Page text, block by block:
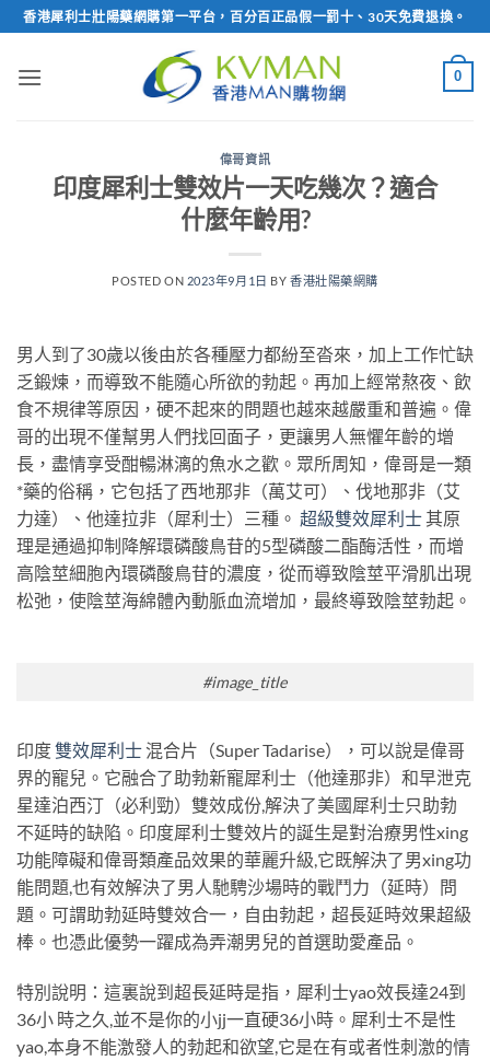
Skip
to
content
香港犀利士壯陽藥網購第一平台，百分百正品假一罰十、30天免費退換。
0
偉哥資訊
印度犀利士雙效片一天吃幾次？適合
什麼年齡用?
POSTED ON 2023年9月1日 BY 香港壯陽藥網購
男人到了30歲以後由於各種壓力都紛至沓來，加上工作忙缺
乏鍛煉，而導致不能隨心所欲的勃起。再加上經常熬夜、飲
食不規律等原因，硬不起來的問題也越來越嚴重和普遍。偉
哥的出現不僅幫男人們找回面子，更讓男人無懼年齡的增
長，盡情享受酣暢淋漓的魚水之歡。眾所周知，偉哥是一類
*藥的俗稱，它包括了西地那非（萬艾可）、伐地那非（艾
力達）、他達拉非（犀利士）三種。 超級雙效犀利士其原
理是通過抑制降解環磷酸鳥苷的5型磷酸二酯酶活性，而增
高陰莖細胞內環磷酸鳥苷的濃度，從而導致陰莖平滑肌出現
松弛，使陰莖海綿體內動脈血流增加，最終導致陰莖勃起。
#image_title
印度雙效犀利士 混合片（Super Tadarise），可以說是偉哥
界的寵兒。它融合了助勃新寵犀利士（他達那非）和早泄克
星達泊西汀（必利勁）雙效成份,解決了美國犀利士只助勃
不延時的缺陷。印度犀利士雙效片的誕生是對治療男性xing
功能障礙和偉哥類產品效果的華麗升級,它既解決了男xing功
能問題,也有效解決了男人馳騁沙場時的戰鬥力（延時）問
題。可謂助勃延時雙效合一，自由勃起，超長延時效果超級
棒。也憑此優勢一躍成為弄潮男兒的首選助愛產品。
特別說明：這裏說到超長延時是指，犀利士yao效長達24到
36小 時之久,並不是你的小jj一直硬36小時。犀利士不是性
yao,本身不能激發人的勃起和欲望,它是在有或者性刺激的情